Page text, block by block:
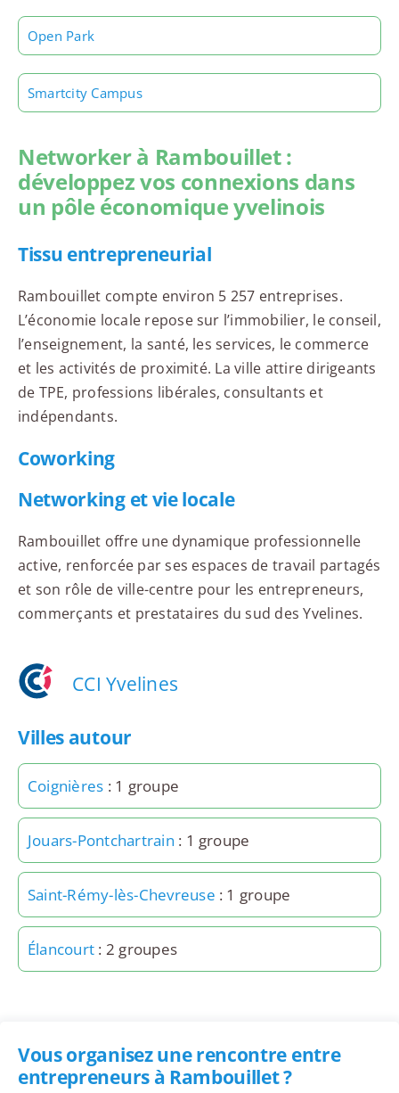
Open Park
Smartcity Campus
Networker à Rambouillet :
développez vos connexions dans
un pôle économique yvelinois
Tissu entrepreneurial
Rambouillet compte environ 5 257 entreprises.
L’économie locale repose sur l’immobilier, le conseil,
l’enseignement, la santé, les services, le commerce
et les activités de proximité. La ville attire dirigeants
de TPE, professions libérales, consultants et
indépendants.
Coworking
Networking et vie locale
Rambouillet offre une dynamique professionnelle
active, renforcée par ses espaces de travail partagés
et son rôle de ville-centre pour les entrepreneurs,
commerçants et prestataires du sud des Yvelines.
CCI Yvelines
Villes autour
Coignières : 1 groupe
Jouars-Pontchartrain : 1 groupe
Saint-Rémy-lès-Chevreuse : 1 groupe
Élancourt : 2 groupes
Vous organisez une rencontre entre
entrepreneurs à Rambouillet ?